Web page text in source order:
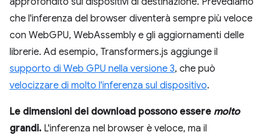
che l'inferenza del browser diventerà sempre più veloce
con WebGPU, WebAssembly e gli aggiornamenti delle
librerie. Ad esempio, Transformers.js aggiunge il
supporto di Web GPU nella versione 3, che può
velocizzare di molto l'inferenza sul dispositivo.
Le dimensioni dei download possono essere molto
grandi. L'inferenza nel browser è veloce, ma il